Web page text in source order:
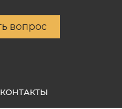
вопрос
КОНТАКТЫ